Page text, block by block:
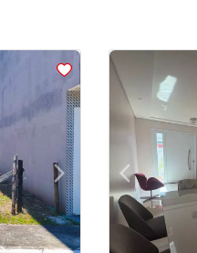
arrow_forward_ios
Next arrow_back_iosPrevious